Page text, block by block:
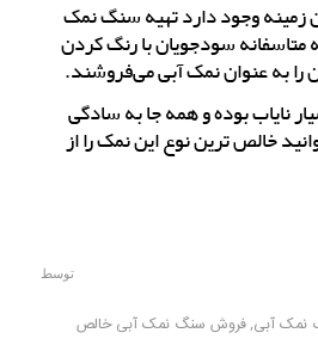
زمینه وجود دارد تهیه سنگ نمک
سودجویان با رنگ کردن
به عنوان نمک آبی می‌فروشند.
نایاب بوده و همه جا به سادگی
خالص ترین نوع این نمک را از
توسط
نمک آبی,فروش سنگ نمک آبی خالص